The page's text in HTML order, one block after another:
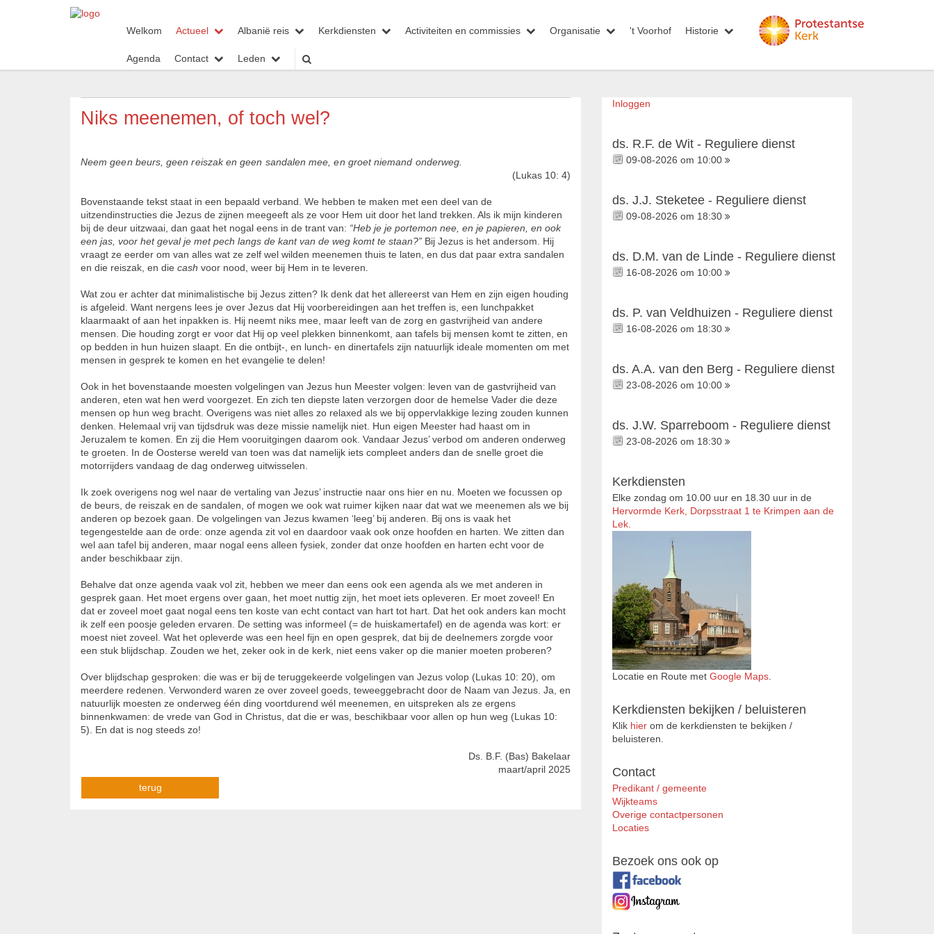
Welkom Actueel Albanië reis Kerkdiensten Activiteiten en commissies Organisatie 't Voorhof Historie
Agenda Contact Leden
Niks meenemen, of toch wel?
Neem geen beurs, geen reiszak en geen sandalen mee, en groet niemand onderweg.
(Lukas 10: 4)
Bovenstaande tekst staat in een bepaald verband. We hebben te maken met een deel van de
uitzendinstructies die Jezus de zijnen meegeeft als ze voor Hem uit door het land trekken. Als ik mijn kinderen
bij de deur uitzwaai, dan gaat het nogal eens in de trant van: “Heb je je portemon­ nee, en je papieren, en ook
een jas, voor het geval je met pech langs de kant van de weg komt te staan?” Bij Jezus is het andersom. Hij
vraagt ze eerder om van alles wat ze zelf wel wilden meenemen thuis te laten, en dus dat paar extra sandalen
en die reiszak, en die cash voor nood, weer bij Hem in te leveren.
Wat zou er achter dat minimalistische bij Jezus zitten? Ik denk dat het allereerst van Hem en zijn eigen houding
is afgeleid. Want nergens lees je over Jezus dat Hij voorbereidingen aan het treffen is, een lunchpakket
klaarmaakt of aan het inpakken is. Hij neemt niks mee, maar leeft van de zorg en gastvrijheid van andere
mensen. Die houding zorgt er voor dat Hij op veel plekken binnenkomt, aan tafels bij mensen komt te zitten, en
op bedden in hun huizen slaapt. En die ontbijt-, en lunch- en dinertafels zijn natuurlijk ideale momenten om met
mensen in gesprek te komen en het evangelie te delen!
Ook in het bovenstaande moesten volgelingen van Jezus hun Meester volgen: leven van de gastvrijheid van
anderen, eten wat hen werd voorgezet. En zich ten diepste laten verzorgen door de hemelse Vader die deze
mensen op hun weg bracht. Overigens was niet alles zo relaxed als we bij oppervlakkige lezing zouden kunnen
denken. Helemaal vrij van tijdsdruk was deze missie namelijk niet. Hun eigen Meester had haast om in
Jeruzalem te komen. En zij die Hem vooruitgingen daarom ook. Vandaar Jezus’ verbod om anderen onderweg
te groeten. In de Oosterse wereld van toen was dat namelijk iets compleet anders dan de snelle groet die
motorrijders vandaag de dag onderweg uitwisselen.
Ik zoek overigens nog wel naar de vertaling van Jezus’ instructie naar ons hier en nu. Moeten we focussen op
de beurs, de reiszak en de sandalen, of mogen we ook wat ruimer kijken naar dat wat we meenemen als we bij
anderen op bezoek gaan. De volgelingen van Jezus kwamen ‘leeg’ bij anderen. Bij ons is vaak het
tegengestelde aan de orde: onze agenda zit vol en daardoor vaak ook onze hoofden en harten. We zitten dan
wel aan tafel bij anderen, maar nogal eens alleen fysiek, zonder dat onze hoofden en harten echt voor de
ander beschikbaar zijn.
Behalve dat onze agenda vaak vol zit, hebben we meer dan eens ook een agenda als we met anderen in
gesprek gaan. Het moet ergens over gaan, het moet nuttig zijn, het moet iets opleveren. Er moet zoveel! En
dat er zoveel moet gaat nogal eens ten koste van echt contact van hart tot hart. Dat het ook anders kan mocht
ik zelf een poosje geleden ervaren. De setting was informeel (= de huiskamertafel) en de agenda was kort: er
moest niet zoveel. Wat het opleverde was een heel fijn en open gesprek, dat bij de deelnemers zorgde voor
een stuk blijdschap. Zouden we het, zeker ook in de kerk, niet eens vaker op die manier moeten proberen?
Over blijdschap gesproken: die was er bij de teruggekeerde volgelingen van Jezus volop (Lukas 10: 20), om
meerdere redenen. Verwonderd waren ze over zoveel goeds, teweeggebracht door de Naam van Jezus. Ja, en
natuurlijk moesten ze onderweg één ding voortdurend wél meenemen, en uitspreken als ze ergens
binnenkwamen: de vrede van God in Christus, dat die er was, beschikbaar voor allen op hun weg (Lukas 10:
5). En dat is nog steeds zo!
Ds. B.F. (Bas) Bakelaar
maart/april 2025
terug
Inloggen
ds. R.F. de Wit - Reguliere dienst
09-08-2026 om 10:00
ds. J.J. Steketee - Reguliere dienst
09-08-2026 om 18:30
ds. D.M. van de Linde - Reguliere dienst
16-08-2026 om 10:00
ds. P. van Veldhuizen - Reguliere dienst
16-08-2026 om 18:30
ds. A.A. van den Berg - Reguliere dienst
23-08-2026 om 10:00
ds. J.W. Sparreboom - Reguliere dienst
23-08-2026 om 18:30
Kerkdiensten
Elke zondag om 10.00 uur en 18.30 uur in de
Hervormde Kerk, Dorpsstraat 1 te Krimpen aan de
Lek.
Locatie en Route metGoogle Maps.
Kerkdiensten bekijken / beluisteren
Klik hier om de kerkdiensten te bekijken /
beluisteren.
Contact
Predikant / gemeente
Wijkteams
Overige contactpersonen
Locaties
Bezoek ons ook op